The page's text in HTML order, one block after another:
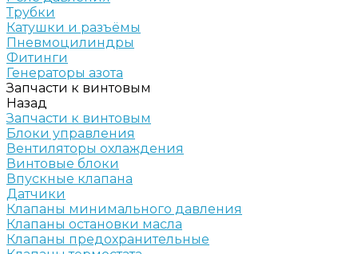
Трубки
Катушки и разъёмы
Пневмоцилиндры
Фитинги
Генераторы азота
Запчасти к винтовым
Назад
Запчасти к винтовым
Блоки управления
Вентиляторы охлаждения
Винтовые блоки
Впускные клапана
Датчики
Клапаны минимального давления
Клапаны остановки масла
Клапаны предохранительные